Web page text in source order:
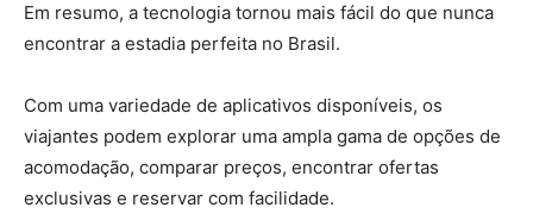
Em resumo, a tecnologia tornou mais fácil do que nunca
encontrar a estadia perfeita no Brasil.
Com uma variedade de aplicativos disponíveis, os
viajantes podem explorar uma ampla gama de opções de
acomodação, comparar preços, encontrar ofertas
exclusivas e reservar com facilidade.